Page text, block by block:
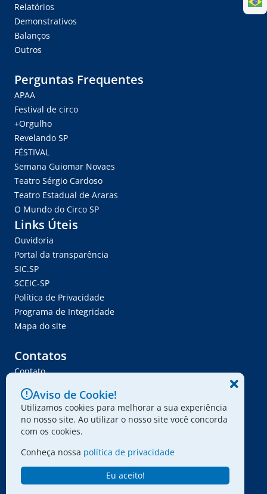
Relatórios
Demonstrativos
Balanços
Outros
Perguntas Frequentes
APAA
Festival de circo
+Orgulho
Revelando SP
FÉSTIVAL
Semana Guiomar Novaes
Teatro Sérgio Cardoso
Teatro Estadual de Araras
O Mundo do Circo SP
Links Úteis
Ouvidoria
Portal da transparência
SIC.SP
SCEIC-SP
Política de Privacidade
Programa de Integridade
Mapa do site
Contatos
Contato
Trabalhe Conosco
Ser Fornecedor
Envie seu projeto
© 2024 - Associação Paulista dos Amigos da Arte
Aviso de Cookie!
Utilizamos cookies para melhorar a sua experiência
no nosso site. Ao utilizar o nosso site você concorda
com os cookies.
Conheça nossa política de privacidade
Eu aceito!